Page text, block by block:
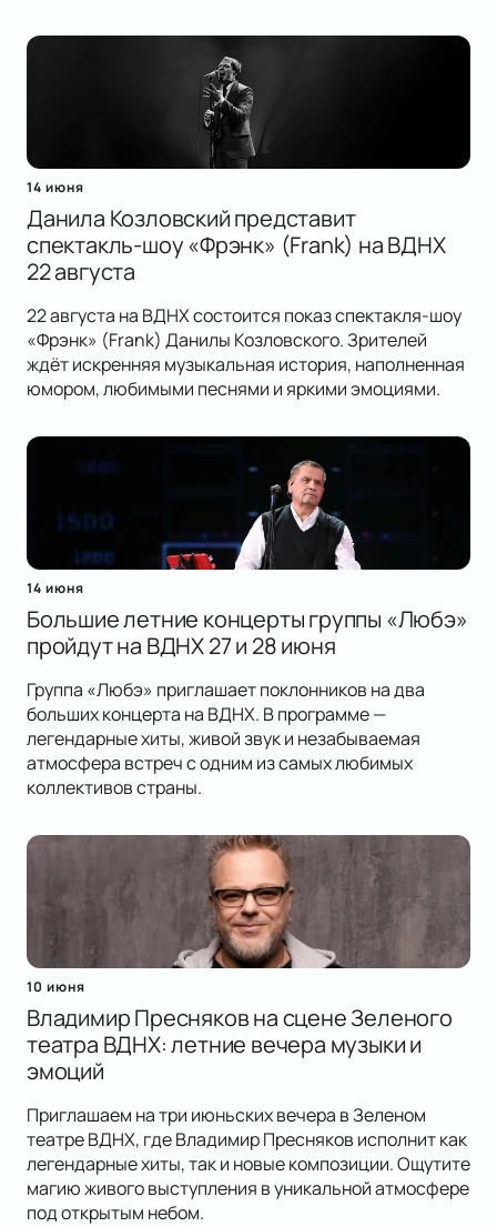
14 июня
Данила Козловский представит
спектакль-шоу «Фрэнк» (Frank) на ВДНХ
22 августа
22 августа на ВДНХ состоится показ спектакля-шоу
«Фрэнк» (Frank) Данилы Козловского. Зрителей
ждёт искренняя музыкальная история, наполненная
юмором, любимыми песнями и яркими эмоциями.
14 июня
Большие летние концерты группы «Любэ»
пройдут на ВДНХ 27 и 28 июня
Группа «Любэ» приглашает поклонников на два
больших концерта на ВДНХ. В программе —
легендарные хиты, живой звук и незабываемая
атмосфера встреч с одним из самых любимых
коллективов страны.
10 июня
Владимир Пресняков на сцене Зеленого
театра ВДНХ: летние вечера музыки и
эмоций
Приглашаем на три июньских вечера в Зеленом
театре ВДНХ, где Владимир Пресняков исполнит как
легендарные хиты, так и новые композиции. Ощутите
магию живого выступления в уникальной атмосфере
под открытым небом.